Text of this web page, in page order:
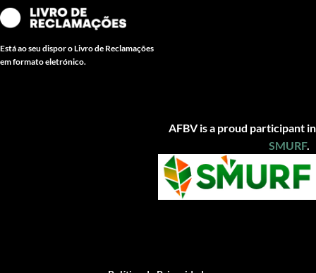
Está ao seu dispor o Livro de Reclamações
em formato eletrónico.
AFBV is a proud participant in
SMURF.